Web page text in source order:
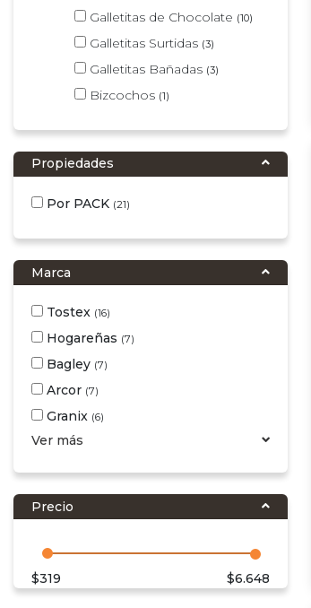
Galletitas de Chocolate (10)
Galletitas Surtidas (3)
Galletitas Bañadas (3)
Bizcochos (1)
Propiedades
Por PACK (21)
Marca
Tostex (16)
Hogareñas (7)
Bagley (7)
Arcor (7)
Granix (6)
Ver más
Precio
$319 $6.648